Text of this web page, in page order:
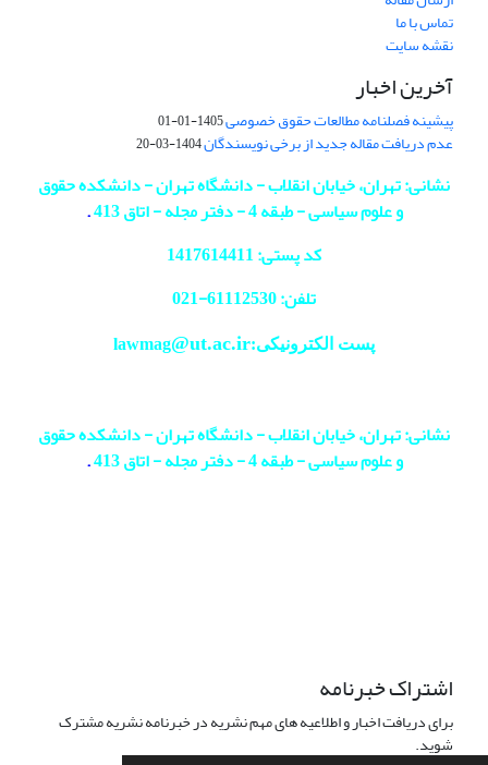
تماس با ما
نقشه سایت
آخرین اخبار
پیشینه فصلنامه مطالعات حقوق خصوصی1405-01-01
عدم دریافت مقاله جدید از برخی نویسندگان1404-03-20
نشانی: تهران، خیابان انقلاب - دانشگاه تهران - دانشکده حقوق
و علوم سیاسی - طبقه 4 - دفتر مجله - اتاق 413
.
کد پستی: 1417614411
تلفن: 61112530-
021
پست الکترونیکی:lawmag@ut.ac.ir
نشانی: تهران، خیابان انقلاب - دانشگاه تهران - دانشکده حقوق
و علوم سیاسی - طبقه 4 - دفتر مجله - اتاق 413
.
اشتراک خبرنامه
برای دریافت اخبار و اطلاعیه های مهم نشریه در خبرنامه نشریه مشترک
شوید.